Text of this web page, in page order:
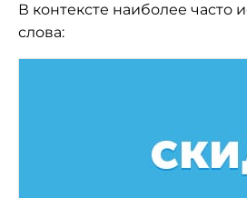
В контексте наиболее часто
слова: